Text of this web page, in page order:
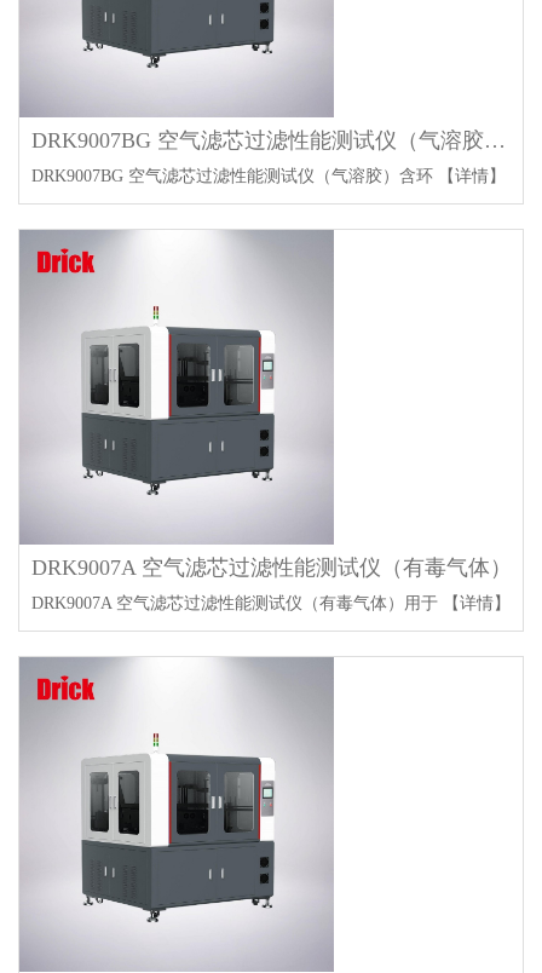
DRK9007BG 空气滤芯过滤性能测试仪（气溶胶）- 含环境室
DRK9007BG 空气滤芯过滤性能测试仪（气溶胶）含环 【详情】
DRK9007A 空气滤芯过滤性能测试仪（有毒气体）
DRK9007A 空气滤芯过滤性能测试仪（有毒气体）用于 【详情】